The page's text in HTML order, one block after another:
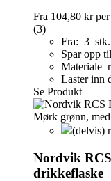
Fra 104,80 krper
(3)
Fra: 3 stk.
Spar opp
Materiale
Laster inn
Se Produkt
(delvis)
Nordvik RCS
drikkeflaske